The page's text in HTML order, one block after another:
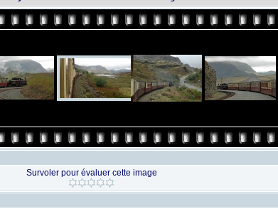
Survoler pour évaluer cette image